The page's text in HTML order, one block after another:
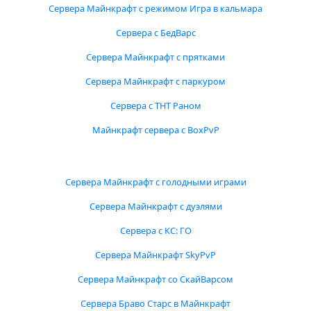
Сервера Майнкрафт с режимом Игра в кальмара
Сервера с БедВарс
Сервера Майнкрафт с прятками
Сервера Майнкрафт с паркуром
Сервера с ТНТ Раном
Майнкрафт сервера с BoxPvP
Сервера Майнкрафт с голодными играми
Сервера Майнкрафт с дуэлями
Сервера с КС: ГО
Сервера Майнкрафт SkyPvP
Сервера Майнкрафт со СкайВарсом
Сервера Браво Старс в Майнкрафт